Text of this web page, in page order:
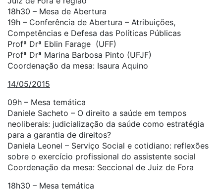
18h30 – Mesa de Abertura
19h – Conferência de Abertura – Atribuições,
Competências e Defesa das Políticas Públicas
Profª Drª Eblin Farage (UFF)
Profª Drª Marina Barbosa Pinto (UFJF)
Coordenação da mesa: Isaura Aquino
14/05/2015
09h – Mesa temática
Daniele Sacheto – O direito a saúde em tempos
neoliberais: judicialização da saúde como estratégia
para a garantia de direitos?
Daniela Leonel – Serviço Social e cotidiano: reflexões
sobre o exercício profissional do assistente social
Coordenação da mesa: Seccional de Juiz de Fora
18h30 – Mesa temática